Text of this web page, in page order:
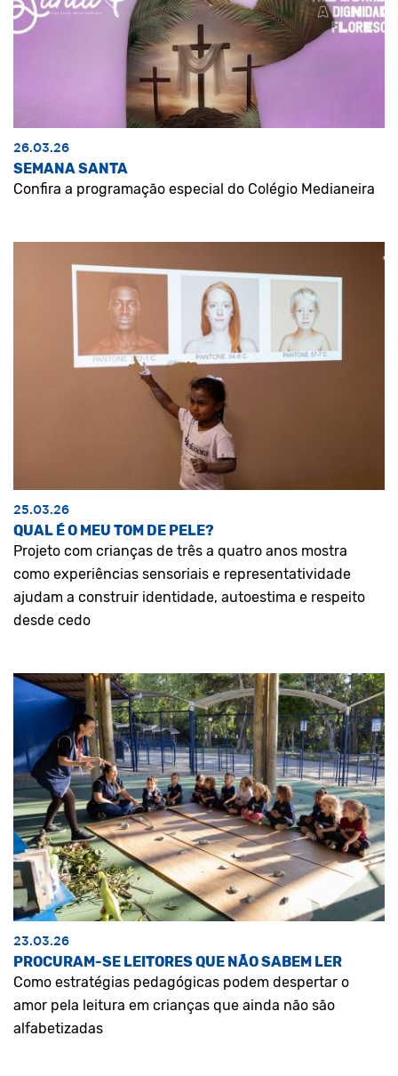
26.03.26
SEMANA SANTA
Confira a programação especial do Colégio Medianeira
25.03.26
QUAL É O MEU TOM DE PELE?
Projeto com crianças de três a quatro anos mostra
como experiências sensoriais e representatividade
ajudam a construir identidade, autoestima e respeito
desde cedo
23.03.26
PROCURAM-SE LEITORES QUE NÃO SABEM LER
Como estratégias pedagógicas podem despertar o
amor pela leitura em crianças que ainda não são
alfabetizadas